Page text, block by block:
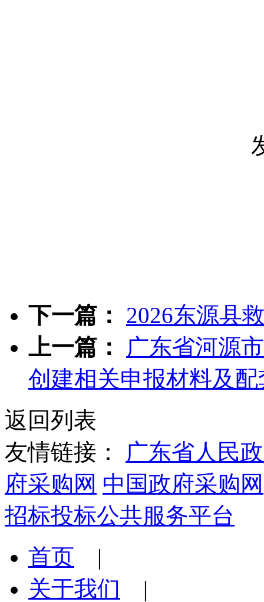
下一篇：
2026东源县
上一篇：
广东省河源
创建相关申报材料及
返回列表
友情链接： 广东省人民
府采购网 中国政府采购网
招标投标公共服务平台
首页 |
关于我们 |